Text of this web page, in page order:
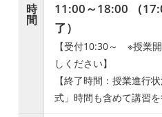
時
間
11:00～18:00 （
了）
【受付10:30～ ※授業
しください】
【終了時間：授業進行
式」時間も含めて講習を